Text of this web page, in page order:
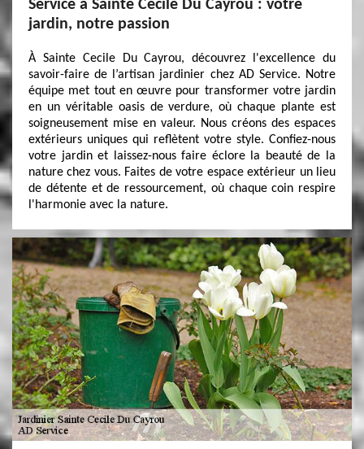
Service à Sainte Cecile Du Cayrou : votre
jardin, notre passion
À Sainte Cecile Du Cayrou, découvrez l'excellence du
savoir-faire de l’artisan jardinier chez AD Service. Notre
équipe met tout en œuvre pour transformer votre jardin
en un véritable oasis de verdure, où chaque plante est
soigneusement mise en valeur. Nous créons des espaces
extérieurs uniques qui reflètent votre style. Confiez-nous
votre jardin et laissez-nous faire éclore la beauté de la
nature chez vous. Faites de votre espace extérieur un lieu
de détente et de ressourcement, où chaque coin respire
l'harmonie avec la nature.